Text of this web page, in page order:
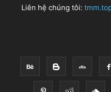
Liên hệ chúng tôi: